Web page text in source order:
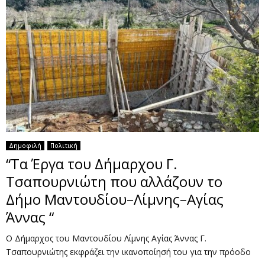
Δημοφιλή Πολιτική
“Τα Έργα του Δήμαρχου Γ.
Τσαπουρνιώτη που αλλάζουν το
Δήμο Μαντουδίου–Λίμνης–Αγίας
Άννας “
Ο Δήμαρχος του Μαντουδίου Λίμνης Αγίας Άννας Γ.
Τσαπουρνιώτης εκφράζει την ικανοποίησή του για την πρόοδο